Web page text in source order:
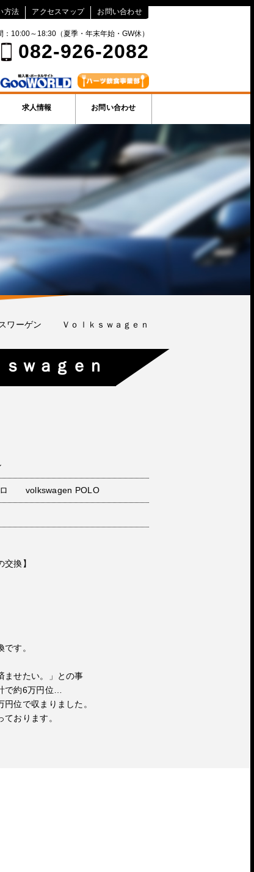
方法 アクセスマップ お問い合わせ
：10:00～18:30（夏季・年末年始・GW休）
082-926-2082
求人情報 お問い合わせ
スワーゲン Ｖｏｌｋｓｗａｇｅｎ
ｗａｇｅｎ
ロ volkswagen POLO
換】
す。
ませたい。」との事
で約6万円位…
位で収まりました。
おります。